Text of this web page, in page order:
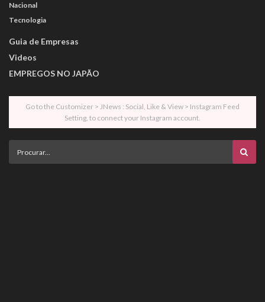
Nacional
Tecnologia
Guia de Empresas
Videos
EMPREGOS NO JAPÃO
Go to the Customizer > JNews : Social, Like & View > Instagram Feed
Setting, to connect your Instagram account.